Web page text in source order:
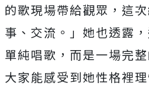
的歌現場帶給觀眾， 這
事、交流。」她也透露，
單純唱歌，而是一場完整
大家能感受到她性格裡